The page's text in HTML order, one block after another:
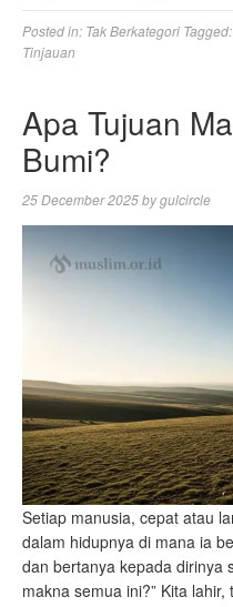
Posted in: Tak Berkategori Tagged:
Tinjauan
Apa Tujuan
Bumi?
25 December 2025bygulcircle
Setiap manusia, cepat atau
dalam hidupnya di mana ia
dan bertanya kepada dirinya
makna semua ini?” Kita